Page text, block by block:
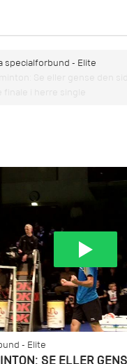
specialforbund - Elite
Se eller gense den
i herre single
- Elite